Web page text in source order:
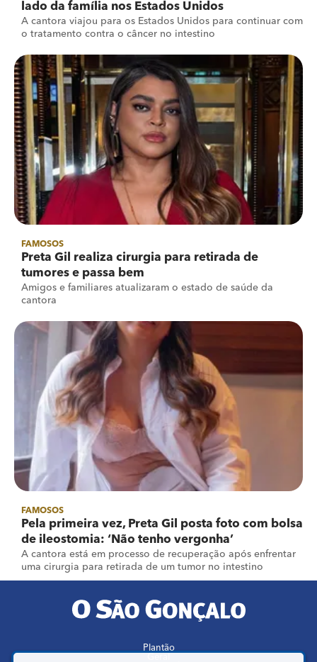
lado da família nos Estados Unidos
A cantora viajou para os Estados Unidos para continuar com
o tratamento contra o câncer no intestino
FAMOSOS
Preta Gil realiza cirurgia para retirada de
tumores e passa bem
Amigos e familiares atualizaram o estado de saúde da
cantora
FAMOSOS
Pela primeira vez, Preta Gil posta foto com bolsa
de ileostomia: ‘Não tenho vergonha’
A cantora está em processo de recuperação após enfrentar
uma cirurgia para retirada de um tumor no intestino
Plantão